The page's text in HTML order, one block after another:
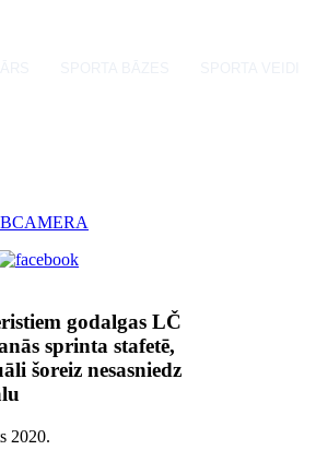
godalgas LČ
sprinta stafetē,
šoreiz nesasniedz
2020.